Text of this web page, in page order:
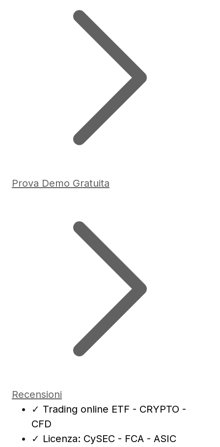
Prova Demo Gratuita
Recensioni
✓ Trading online ETF - CRYPTO -
CFD
✓ Licenza: CySEC - FCA - ASIC